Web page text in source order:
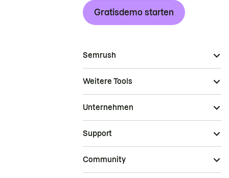
Gratisdemo starten
Semrush
Weitere Tools
Unternehmen
Support
Community